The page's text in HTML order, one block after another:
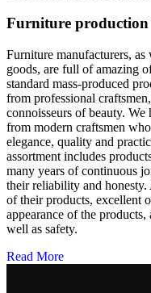
Furniture
Furniture manufacturers,
goods, are full of amazing
standard mass-produced
from professional
connoisseurs of beauty. We
from modern craftsmen
elegance, quality and
assortment includes
many years of continuous
their reliability and
of their products, excellent
appearance of the
well as safety.
Read More